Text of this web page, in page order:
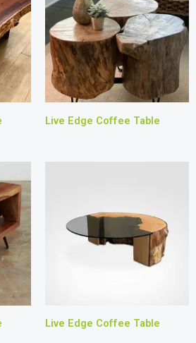
Live Edge Coffee Table
Live Edge Coffee Table